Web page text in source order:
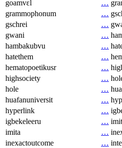
goamvɛl
…
grammophonum
…
gschrei
…
gwani
…
hambakubvu
…
hatethem
…
hematopoetikusr
…
highsociety
…
hole
…
huafanuniversit
…
hyperlink
…
igbekeleeru
…
imita
…
inexactoutcome
…